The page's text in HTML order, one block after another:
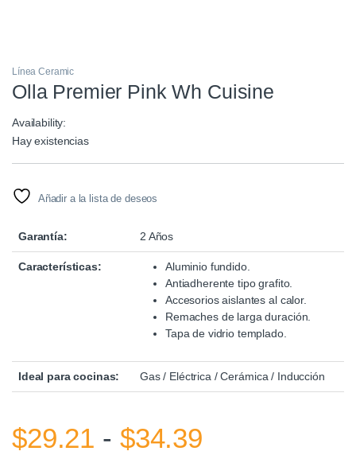
Línea Ceramic
Olla Premier Pink Wh Cuisine
Availability:
Hay existencias
Añadir a la lista de deseos
Garantía: 2 Años
Características:
Aluminio fundido.
Antiadherente tipo grafito.
Accesorios aislantes al calor.
Remaches de larga duración.
Tapa de vidrio templado.
Ideal para cocinas: Gas / Eléctrica / Cerámica / Inducción
$29.21 - $34.39